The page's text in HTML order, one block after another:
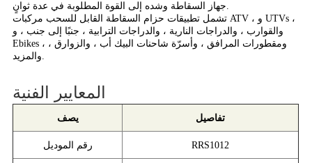
جهاز السقاطة وشده إلى القوة المطلوبة في عدة ثوانٍ.
تشمل تطبيقات حزام السقاطة القابل للسحب مركبات ATV ، و UTVs ،
والقوارب ، والدراجات النارية ، والدراجات الترابية ، جنبًا إلى جنب ، و
Ebikes ، ومقطورات المرافق ، وأسرّة شاحنات البيك أب ، والزوارق ،
والمزيد.
المعايير الفنية
يصف تفاصيل
رقم الموديل RRS1012